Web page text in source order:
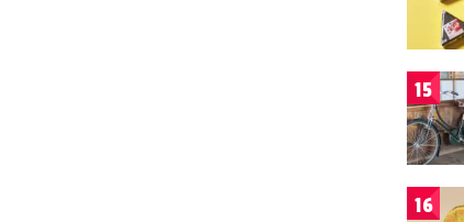
15
16